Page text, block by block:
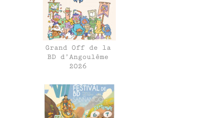
Grand Off de la
BD d’Angoulême
2026